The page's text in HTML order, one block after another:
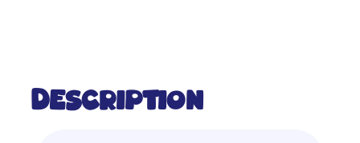
Description